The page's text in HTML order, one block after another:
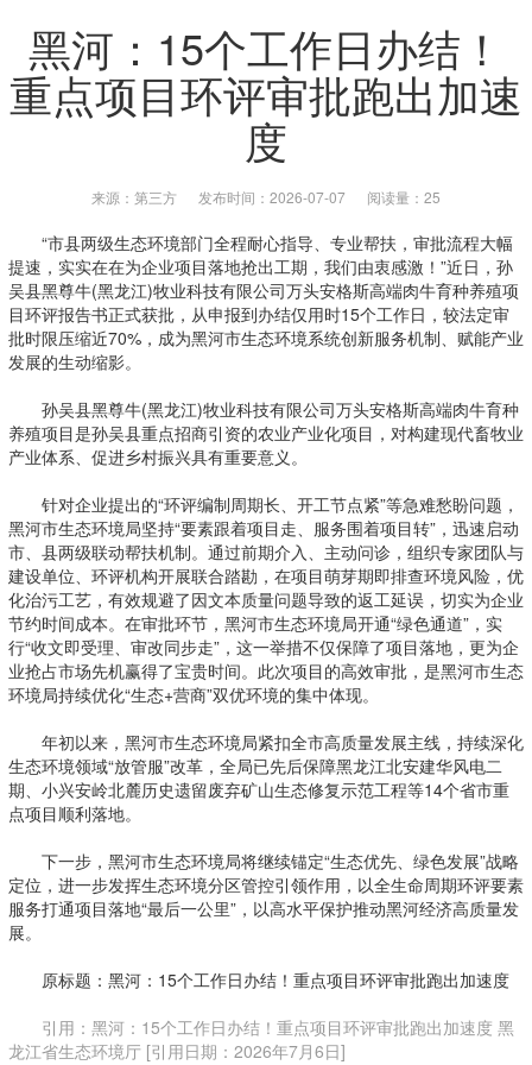
黑河：15个工作日办结！
重点项目环评审批跑出加速
度
来源：第三方 发布时间：2026-07-07 阅读量：25
“市县两级生态环境部门全程耐心指导、专业帮扶，审批流程大幅
提速，实实在在为企业项目落地抢出工期，我们由衷感激！”近日，孙
吴县黑尊牛(黑龙江)牧业科技有限公司万头安格斯高端肉牛育种养殖项
目环评报告书正式获批，从申报到办结仅用时15个工作日，较法定审
批时限压缩近70%，成为黑河市生态环境系统创新服务机制、赋能产业
发展的生动缩影。
孙吴县黑尊牛(黑龙江)牧业科技有限公司万头安格斯高端肉牛育种
养殖项目是孙吴县重点招商引资的农业产业化项目，对构建现代畜牧业
产业体系、促进乡村振兴具有重要意义。
针对企业提出的“环评编制周期长、开工节点紧”等急难愁盼问题，
黑河市生态环境局坚持“要素跟着项目走、服务围着项目转”，迅速启动
市、县两级联动帮扶机制。通过前期介入、主动问诊，组织专家团队与
建设单位、环评机构开展联合踏勘，在项目萌芽期即排查环境风险，优
化治污工艺，有效规避了因文本质量问题导致的返工延误，切实为企业
节约时间成本。在审批环节，黑河市生态环境局开通“绿色通道”，实
行“收文即受理、审改同步走”，这一举措不仅保障了项目落地，更为企
业抢占市场先机赢得了宝贵时间。此次项目的高效审批，是黑河市生态
环境局持续优化“生态+营商”双优环境的集中体现。
年初以来，黑河市生态环境局紧扣全市高质量发展主线，持续深化
生态环境领域“放管服”改革，全局已先后保障黑龙江北安建华风电二
期、小兴安岭北麓历史遗留废弃矿山生态修复示范工程等14个省市重
点项目顺利落地。
下一步，黑河市生态环境局将继续锚定“生态优先、绿色发展”战略
定位，进一步发挥生态环境分区管控引领作用，以全生命周期环评要素
服务打通项目落地“最后一公里”，以高水平保护推动黑河经济高质量发
展。
原标题：黑河：15个工作日办结！重点项目环评审批跑出加速度
引用：黑河：15个工作日办结！重点项目环评审批跑出加速度 黑
龙江省生态环境厅 [引用日期：2026年7月6日]